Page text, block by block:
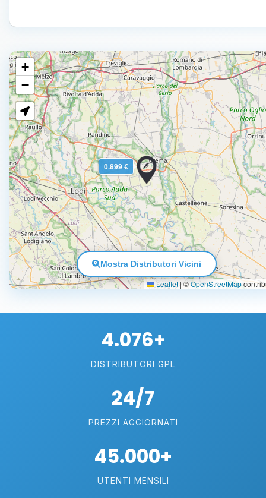
0.899 €
+
−
Leaflet |©OpenStreetMap
Mostra Distributori Vicini
4.076+
DISTRIBUTORI GPL
24/7
PREZZI AGGIORNATI
45.000+
UTENTI MENSILI